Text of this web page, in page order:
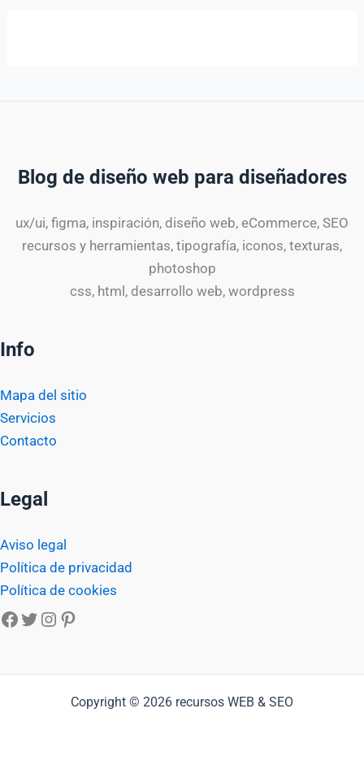
Blog de diseño web para diseñadores
ux/ui, figma, inspiración, diseño web, eCommerce, SEO
recursos y herramientas, tipografía, iconos, texturas,
photoshop
css, html, desarrollo web, wordpress
Info
Mapa del sitio
Servicios
Contacto
Legal
Aviso legal
Política de privacidad
Política de cookies
Facebook
Twitter
Instagram
Pinterest
Copyright © 2026 recursos WEB & SEO